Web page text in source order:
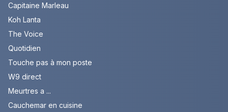
Capitaine Marleau
Koh Lanta
The Voice
Quotidien
Touche pas à mon poste
W9 direct
Meurtres a ...
Cauchemar en cuisine